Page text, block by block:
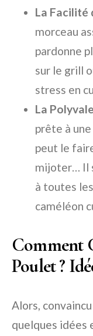
La Facilité
morceau
pardonne
sur le grill
stress en
La
prête à
peut le
mijoter… Il
à toutes
caméléon
Comment
Poulet ?
Alors,
quelques idées